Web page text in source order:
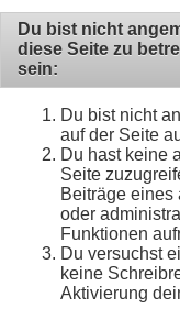
Du bist nicht
diese Seite zu
sein:
Du bist nicht
auf der Seite
Du hast keine
Seite
Beiträge eines
oder
Funktionen
Du versuchst
keine
Aktivierung